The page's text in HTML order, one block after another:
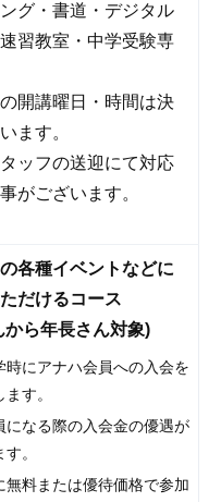
グ・書道・デジタル
習教室・中学受験専
開講曜日・時間は決
ます。
ッフの送迎にて対応
がございます。
各種イベントなどに
だけるコース
ら年長さん対象)
時にアナハ会員への入会を
す。
になる際の入会金の優遇が
。
無料または優待価格で参加